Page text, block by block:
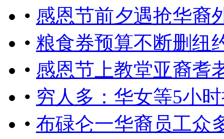
• 感恩节前夕遇抢华裔
• 粮食券预算不断删纽
• 感恩节上教堂亚裔耆
• 穷人多：华女等5小
• 布碌仑一华裔员工众